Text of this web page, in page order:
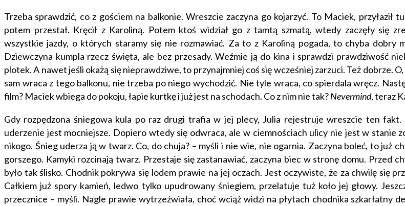
Trzeba sprawdzić, co z gościem na balkonie. Wreszcie zaczyna go kojarzyć. To Maciek, przyłaził
potem przestał. Kręcił z Karoliną. Potem ktoś widział go z tamtą szmatą, wtedy zaczęły się
wszystkie jazdy, o których staramy się nie rozmawiać. Za to z Karoliną pogada, to chyba dobry
Dziewczyna kumpla rzecz święta, ale bez przesady. Weźmie ją do kina i sprawdzi prawdziwość
plotek. A nawet jeśli okażą się nieprawdziwe, to przynajmniej coś się wcześniej zarzuci. Też dobrze.
sam wraca z tego balkonu, nie trzeba po niego wychodzić. Nie tyle wraca, co spierdala wręcz.
film? Maciek wbiega do pokoju, łapie kurtkę i już jest na schodach. Co z nim nie tak?Nevermind, teraz
Gdy rozpędzona śniegowa kula po raz drugi trafia w jej plecy, Julia rejestruje wreszcie ten fakt.
uderzenie jest mocniejsze. Dopiero wtedy się odwraca, ale w ciemnościach ulicy nie jest w stanie
nikogo. Śnieg uderza ją w twarz. Co, do chuja? – myśli i nie wie, nie ogarnia. Zaczyna boleć, to już
gorszego. Kamyki rozcinają twarz. Przestaje się zastanawiać, zaczyna biec w stronę domu. Przed
było tak ślisko. Chodnik pokrywa się lodem prawie na jej oczach. Jest oczywiste, że za chwilę się
Całkiem już spory kamień, ledwo tylko upudrowany śniegiem, przelatuje tuż koło jej głowy.
przecznice – myśli. Nagle prawie wytrzeźwiała, choć wciąż widzi na płytach chodnika szkarłatny